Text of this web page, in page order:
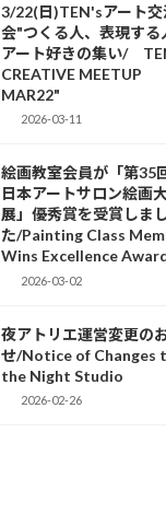
3/22(日)TEN'sアート交
会"つくる人、表現する
アート好きの集い/
CREATIVE MEETUP
MAR22"
2026-03-11
絵画教室会員が「第35
日本アートサロン絵画
展」優秀賞を受賞しま
た/Painting Class
Wins Excellence
2026-03-02
夜アトリエ運営変更の
せ/Notice of Changes
the Night Studio
2026-02-26